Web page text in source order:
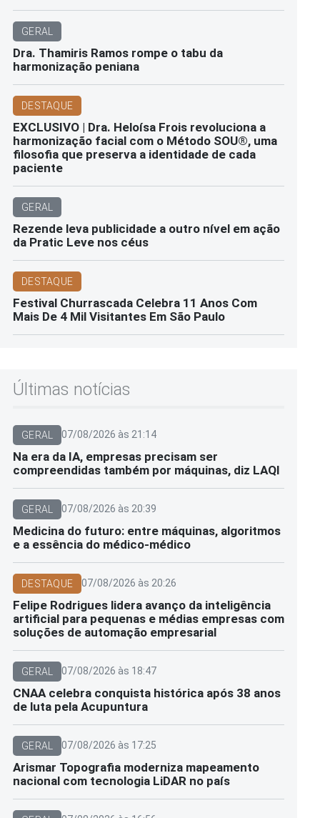
GERAL
Dra. Thamiris Ramos rompe o tabu da
harmonização peniana
DESTAQUE
EXCLUSIVO | Dra. Heloísa Frois revoluciona a
harmonização facial com o Método SOU®️, uma
filosofia que preserva a identidade de cada
paciente
GERAL
Rezende leva publicidade a outro nível em ação
da Pratic Leve nos céus
DESTAQUE
Festival Churrascada Celebra 11 Anos Com
Mais De 4 Mil Visitantes Em São Paulo
Últimas notícias
GERAL 07/08/2026 às 21:14
Na era da IA, empresas precisam ser
compreendidas também por máquinas, diz LAQI
GERAL 07/08/2026 às 20:39
Medicina do futuro: entre máquinas, algoritmos
e a essência do médico-médico
DESTAQUE 07/08/2026 às 20:26
Felipe Rodrigues lidera avanço da inteligência
artificial para pequenas e médias empresas com
soluções de automação empresarial
GERAL 07/08/2026 às 18:47
CNAA celebra conquista histórica após 38 anos
de luta pela Acupuntura
GERAL 07/08/2026 às 17:25
Arismar Topografia moderniza mapeamento
nacional com tecnologia LiDAR no país